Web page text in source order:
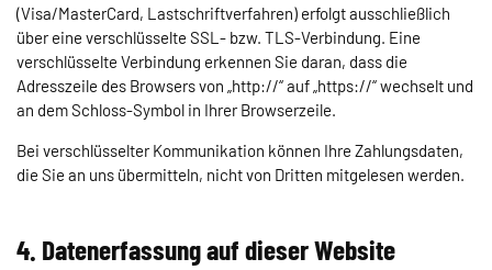
(Visa/MasterCard, Lastschriftverfahren) erfolgt ausschließlich
über eine verschlüsselte SSL- bzw. TLS-Verbindung. Eine
verschlüsselte Verbindung erkennen Sie daran, dass die
Adresszeile des Browsers von „http://“ auf „https://“ wechselt und
an dem Schloss-Symbol in Ihrer Browserzeile.
Bei verschlüsselter Kommunikation können Ihre Zahlungsdaten,
die Sie an uns übermitteln, nicht von Dritten mitgelesen werden.
4. Datenerfassung auf dieser Website